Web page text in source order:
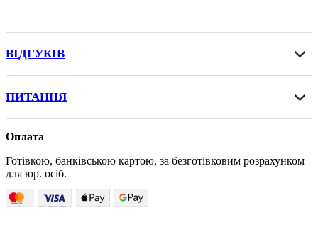
ВІДГУКІВ
ПИТАННЯ
Оплата
Готівкою, банківською картою, за безготівковим розрахунком
для юр. осіб.